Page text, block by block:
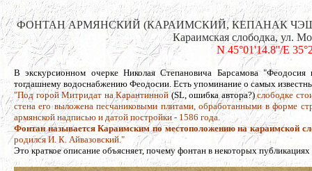
ФОНТАН АРМЯНСКИЙ (КАРАИМСКИЙ, КЕПАНАК
Караимская слободка, ул.
N 45°01'14.8''/E
В экскурсионном очерке Николая Степановича Барсамова
тогдашнему водоснабжению Феодосии. Есть упоминание о самых
"Под горой Митридат на Карантинной(SL, ошибка автора?)слободке
стена его выложена песчаниковыми плитами, обработанными в форме
армянской надписью и датой постройки - 1586 года.
Фонтан называется Караимским по местоположению на караимской
родился И. К. Айвазовский."
Это краткое описание объясняет, почему фонтан в некоторых